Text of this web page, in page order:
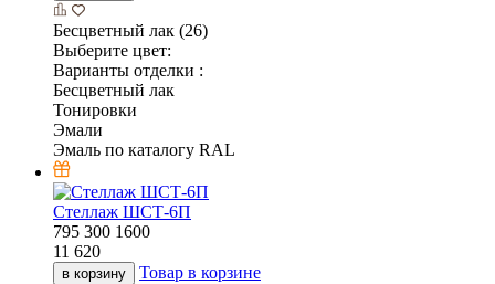
Бесцветный лак (26)
Выберите цвет:
Варианты отделки :
Бесцветный лак
Тонировки
Эмали
Эмаль по каталогу RAL
Стеллаж ШСТ-6П
795 300 1600
11 620
в корзину Товар в корзине